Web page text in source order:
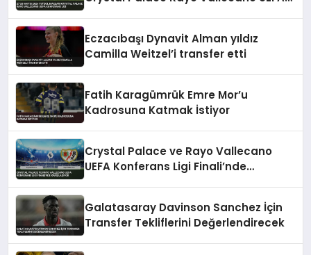
Eczacıbaşı Dynavit Alman yıldız
Camilla Weitzel’i transfer etti
Fatih Karagümrük Emre Mor’u
Kadrosuna Katmak İstiyor
Crystal Palace ve Rayo Vallecano
UEFA Konferans Ligi Finali’nde
Galatasaray Davinson Sanchez İçin
Transfer Tekliflerini Değerlendirecek